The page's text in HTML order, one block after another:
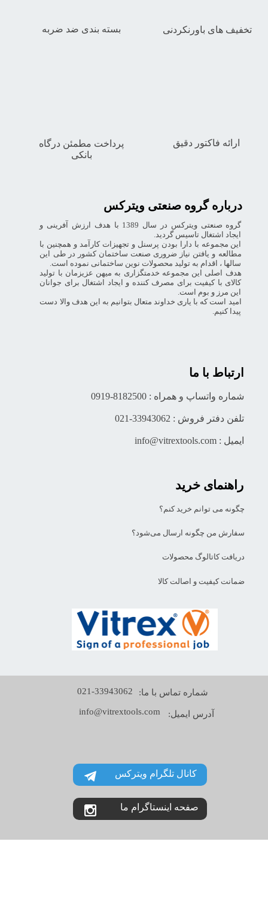
تخفیف های باورنکردنی بسته بندی ضد ضربه
ارائه فاکتور دقیق
پرداخت مطمئن درگاه
بانکی
درباره گروه صنعتی ویترکس
گروه صنعتی ویترکس در سال 1389 با هدف ارزش آفرینی و
ایجاد اشتغال تاسیس گردید.
این مجموعه با دارا بودن پرسنل و تجهیزات کارآمد و همچنین با
مطالعه و یافتن نیاز ضروری صنعت ساختمان کشور در طی این
سالها ، اقدام به تولید محصولات نوین ساختمانی نموده است.
هدف اصلی این مجموعه خدمتگزاری به میهن عزیزمان با تولید
کالای با کیفیت برای مصرف کننده و ایجاد اشتغال برای جوانان
این مرز و بوم است.
امید است که با یاری خداوند متعال بتوانیم به این هدف والا دست
پیدا کنیم.
راهنمای خرید
چگونه می توانم خرید کنم؟
سفارش من چگونه ارسال می‌شود؟
دریافت کاتالوگ محصولات
ضمانت کیفیت و اصالت کالا
ارتباط با ما
شماره واتساپ و همراه : 8182500-0919
تلفن دفتر فروش : 33943062-021
ایمیل : info@vitrextools.com
شماره تماس با ما: 021-33943062
آدرس ایمیل: info@vitrextools.com
کانال تلگرام ویترکس
صفحه اینستاگرام ما